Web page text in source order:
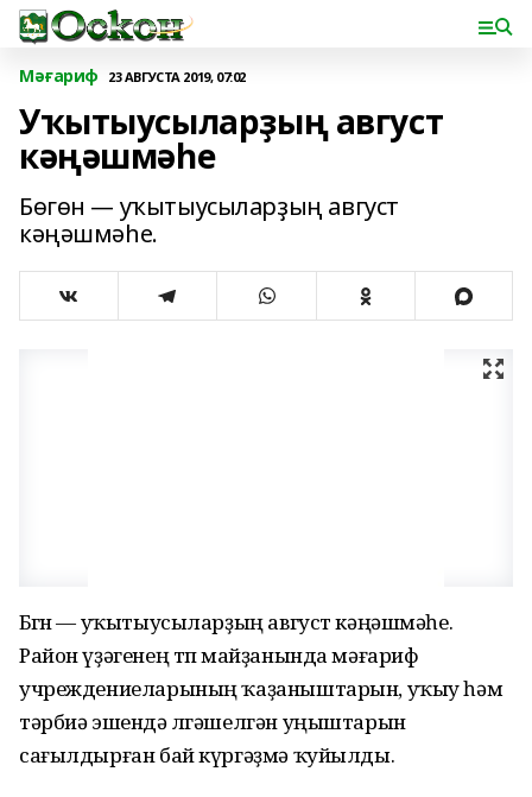
Мәғариф 23 АВГУСТА 2019, 07:02
Уҡытыусыларҙың август
кәңәшмәһе
Бөгөн — уҡытыусыларҙың август
кәңәшмәһе.
Бөгөн — уҡытыусыларҙың август кәңәшмәһе.
Район үҙәгенең төп майҙанында мәғариф
учреждениеларының ҡаҙаныштарын, уҡыу һәм
тәрбиә эшендә өлгәшелгән уңыштарын
сағылдырған бай күргәҙмә ҡуйылды.